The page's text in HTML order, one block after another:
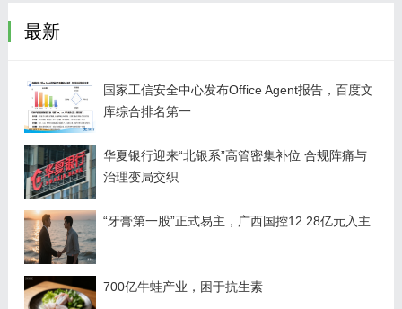
最新
国家工信安全中心发布Office Agent报告，百度文
库综合排名第一
华夏银行迎来“北银系”高管密集补位 合规阵痛与
治理变局交织
“牙膏第一股”正式易主，广西国控12.28亿元入主
700亿牛蛙产业，困于抗生素